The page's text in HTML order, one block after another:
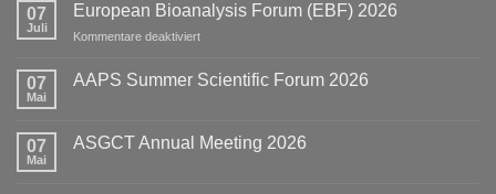
07
Juli
European Bioanalysis Forum (EBF) 2026
Kommentare deaktiviertfür
Bioanalysis
07
Mai
AAPS Summer Scientific Forum 2026
AAPS
07
Mai
ASGCT Annual Meeting 2026